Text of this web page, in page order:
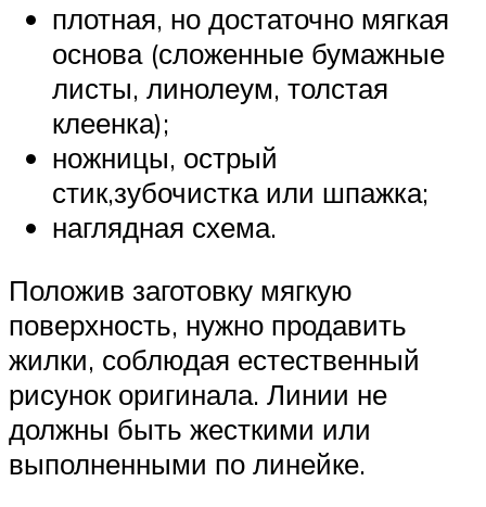
плотная, но достаточно мягкая
основа (сложенные бумажные
листы, линолеум, толстая
клеенка);
ножницы, острый
стик,зубочистка или шпажка;
наглядная схема.
Положив заготовку мягкую
поверхность, нужно продавить
жилки, соблюдая естественный
рисунок оригинала. Линии не
должны быть жесткими или
выполненными по линейке.